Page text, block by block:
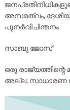
അസമത്വം,
പുനർവിചിന്തനം
സാബു ജോസ്
ഒരു
അല്ല; സാധാരണ